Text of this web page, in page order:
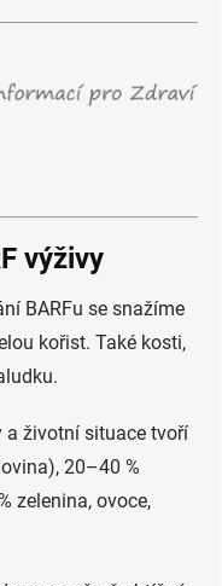
výživy
BARFu se snažíme
kořist. Také kosti,
a životní situace tvoří
20–40 %
zelenina, ovoce,